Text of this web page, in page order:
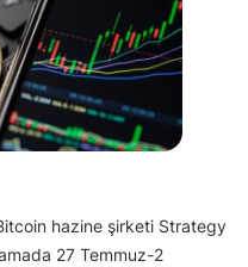
hazine şirketi Strategy
27 Temmuz-2